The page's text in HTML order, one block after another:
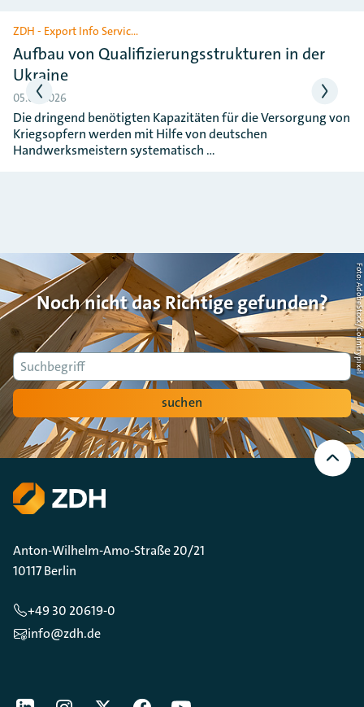
Slider überspringen
ZDH - Export Info Servic…
Aufbau von Qualifizierungsstrukturen in der
Ukraine
05.05.2026
Die dringend benötigten Kapazitäten für die Versorgung von
Kriegsopfern werden mit Hilfe von deutschen
Handwerksmeistern systematisch …
Noch nicht das Richtige gefunden?
Suche
suchen
Foto: AdobeStock/Countrypixel
Nach
oben
Scrollen
Anton-Wilhelm-Amo-Straße 20/21
10117 Berlin
+49 30 20619-0
info@zdh.de
[Der ZDH in den Sozialen Netzwerken]